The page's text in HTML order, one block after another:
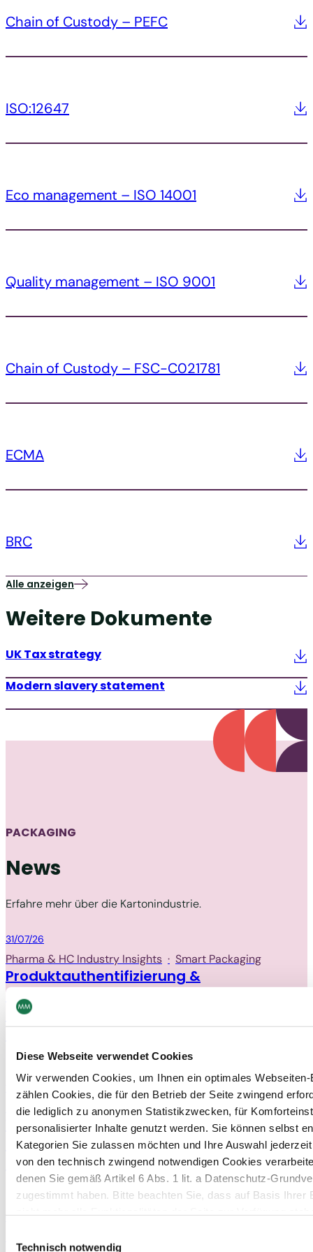
Diese Webseite verwendet Cookies
Wir verwenden Cookies, um Ihnen ein optimales
zählen Cookies, die für den Betrieb der Seite zwingend
die lediglich zu anonymen Statistikzwecken, für
personalisierter Inhalte genutzt werden. Sie können selbst
Kategorien Sie zulassen möchten und Ihre Auswahl
von den technisch zwingend notwendigen Cookies
denen Sie gemäß Artikel 6 Abs. 1 lit. a Datenschutz-
zugestimmt haben. Bitte beachten Sie, dass auf Basis Ihrer
Weitere Informationen finden Sie in unserem
Technisch notwendig
Chain of Custody – PEFC
ISO:12647
Eco management – ISO 14001
Quality management – ISO 9001
Chain of Custody – FSC-C021781
ECMA
BRC
Alle anzeigen
Weitere Dokumente
UK Tax strategy
Modern slavery statement
PACKAGING
News
Erfahre mehr über die Kartonindustrie.
Packaging
31/07/26
Pharma & HC Industry Insights · Smart Packaging
Produktauthentifizierung &
Patientensicherheit: Wie Smart
Packaging die Sicherheit in der
13/07/26
Pharma & HC Industry Insights
Was passiert, wenn die
Pharmaverpackung nicht mit der
Maschine Schritt halten kann?
Packaging
06/07/26